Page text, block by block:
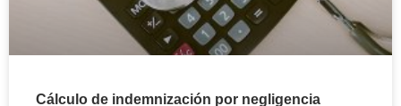
Cálculo de indemnización por negligencia